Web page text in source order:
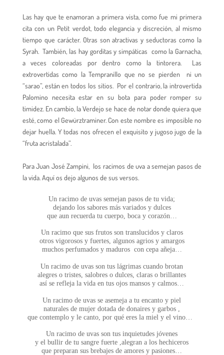
Las hay que te enamoran a primera vista, como fue mi primera
cita con un Petit verdot, todo elegancia y discreción, al mismo
tiempo que carácter. Otras son atractivas y seductoras como la
Syrah. También, las hay gorditas y simpáticas como la Garnacha,
a veces coloreadas por dentro como la tintorera. Las
extrovertidas como la Tempranillo que no se pierden ni un
“sarao”, están en todos los sitios. Por el contrario, la introvertida
Palomino necesita estar en su bota para poder romper su
timidez. En cambio, la Verdejo se hace de notar donde quiera que
esté, como el Gewürztraminer. Con este nombre es imposible no
dejar huella. Y todas nos ofrecen el exquisito y jugoso jugo de la
“fruta acristalada”.
Para Juan José Zampini, los racimos de uva a semejan pasos de
la vida. Aquí os dejo algunos de sus versos.
Un racimo de uvas semejan pasos de tu vida;
dejando los sabores más variados y dulces
que aun recuerda tu cuerpo, boca y corazón…
Un racimo que sus frutos son translucidos y claros
otros vigorosos y fuertes, algunos agrios y amargos
muchos perfumados y maduros con cepa añeja…
Un racimo de uvas son tus lágrimas cuando brotan
alegres o tristes, salobres o dulces, claras o brillantes
así se refleja la vida en tus ojos mansos y calmos…
Un racimo de uvas se asemeja a tu encanto y piel
naturales de mujer dotada de donaires y garbos ,
que contemplo y le canto, por qué eres la miel y el vino…
Un racimo de uvas son tus inquietudes jóvenes
y el bullir de tu sangre fuerte ,alegran a los hechiceros
que preparan sus brebajes de amores y pasiones…